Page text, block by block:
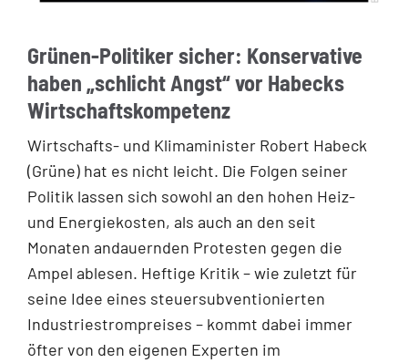
Grünen-Politiker sicher: Konservative
haben „schlicht Angst“ vor Habecks
Wirtschaftskompetenz
Wirtschafts- und Klimaminister Robert Habeck
(Grüne) hat es nicht leicht. Die Folgen seiner
Politik lassen sich sowohl an den hohen Heiz-
und Energiekosten, als auch an den seit
Monaten andauernden Protesten gegen die
Ampel ablesen. Heftige Kritik – wie zuletzt für
seine Idee eines steuersubventionierten
Industriestrompreises – kommt dabei immer
öfter von den eigenen Experten im